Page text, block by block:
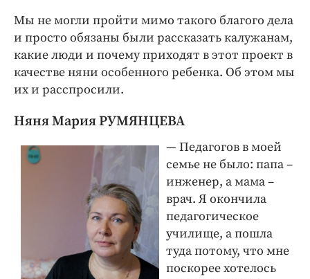
Мы не могли пройти мимо такого благого дела
и просто обязаны были рассказать калужанам,
какие люди и почему приходят в этот проект в
качестве няни особенного ребенка. Об этом мы
их и расспросили.
Няня Мария РУМЯНЦЕВА
— Педагогов в моей
семье не было: папа –
инженер, а мама –
врач. Я окончила
педагогическое
училище, а пошла
туда потому, что мне
поскорее хотелось